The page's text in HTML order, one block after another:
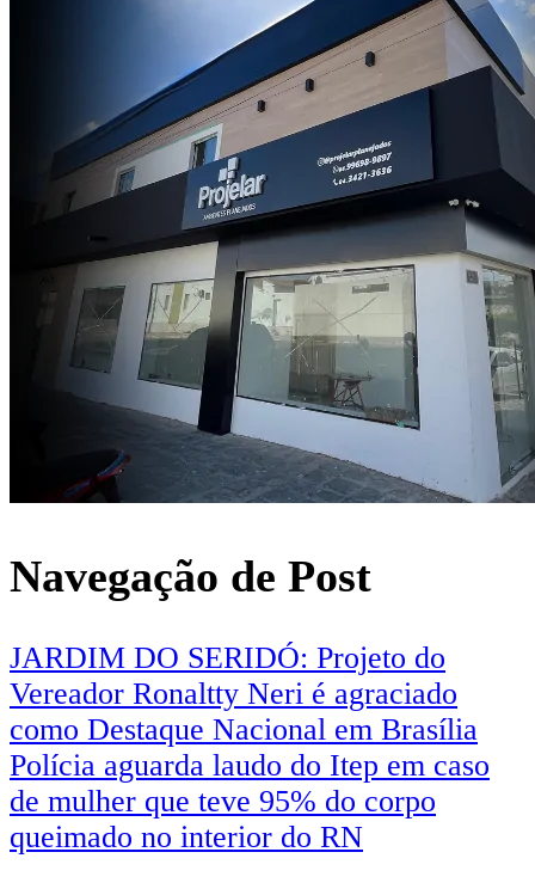
Navegação de Post
JARDIM DO SERIDÓ: Projeto do
Vereador Ronaltty Neri é agraciado
como Destaque Nacional em Brasília
Polícia aguarda laudo do Itep em caso
de mulher que teve 95% do corpo
queimado no interior do RN